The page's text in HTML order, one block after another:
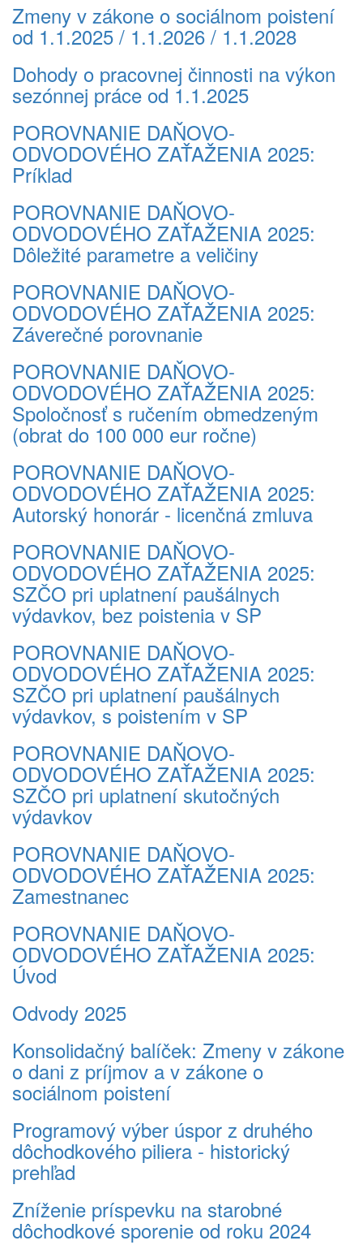
Zmeny v zákone o sociálnom poistení
od 1.1.2025 / 1.1.2026 / 1.1.2028
Dohody o pracovnej činnosti na výkon
sezónnej práce od 1.1.2025
POROVNANIE DAŇOVO-
ODVODOVÉHO ZAŤAŽENIA 2025:
Príklad
POROVNANIE DAŇOVO-
ODVODOVÉHO ZAŤAŽENIA 2025:
Dôležité parametre a veličiny
POROVNANIE DAŇOVO-
ODVODOVÉHO ZAŤAŽENIA 2025:
Záverečné porovnanie
POROVNANIE DAŇOVO-
ODVODOVÉHO ZAŤAŽENIA 2025:
Spoločnosť s ručením obmedzeným
(obrat do 100 000 eur ročne)
POROVNANIE DAŇOVO-
ODVODOVÉHO ZAŤAŽENIA 2025:
Autorský honorár - licenčná zmluva
POROVNANIE DAŇOVO-
ODVODOVÉHO ZAŤAŽENIA 2025:
SZČO pri uplatnení paušálnych
výdavkov, bez poistenia v SP
POROVNANIE DAŇOVO-
ODVODOVÉHO ZAŤAŽENIA 2025:
SZČO pri uplatnení paušálnych
výdavkov, s poistením v SP
POROVNANIE DAŇOVO-
ODVODOVÉHO ZAŤAŽENIA 2025:
SZČO pri uplatnení skutočných
výdavkov
POROVNANIE DAŇOVO-
ODVODOVÉHO ZAŤAŽENIA 2025:
Zamestnanec
POROVNANIE DAŇOVO-
ODVODOVÉHO ZAŤAŽENIA 2025:
Úvod
Odvody 2025
Konsolidačný balíček: Zmeny v zákone
o dani z príjmov a v zákone o
sociálnom poistení
Programový výber úspor z druhého
dôchodkového piliera - historický
prehľad
Zníženie príspevku na starobné
dôchodkové sporenie od roku 2024